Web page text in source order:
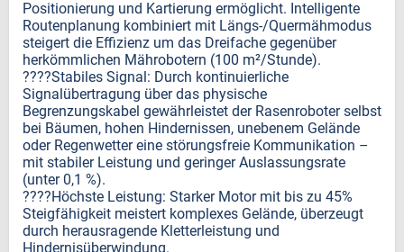
Positionierung und Kartierung ermöglicht. Intelligente
Routenplanung kombiniert mit Längs-/Quermähmodus
steigert die Effizienz um das Dreifache gegenüber
herkömmlichen Mährobotern (100 m²/Stunde).
????Stabiles Signal: Durch kontinuierliche
Signalübertragung über das physische
Begrenzungskabel gewährleistet der Rasenroboter selbst
bei Bäumen, hohen Hindernissen, unebenem Gelände
oder Regenwetter eine störungsfreie Kommunikation –
mit stabiler Leistung und geringer Auslassungsrate
(unter 0,1 %).
????Höchste Leistung: Starker Motor mit bis zu 45%
Steigfähigkeit meistert komplexes Gelände, überzeugt
durch herausragende Kletterleistung und
Hindernisüberwindung.